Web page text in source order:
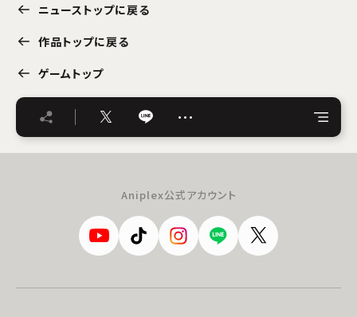
ニューストップに戻る
作品トップに戻る
ゲームトップ
…
Aniplex公式アカウント